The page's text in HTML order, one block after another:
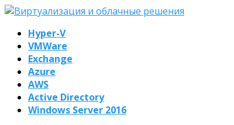
Hyper-V
VMWare
Exchange
Azure
AWS
Active Directory
Windows Server 2016